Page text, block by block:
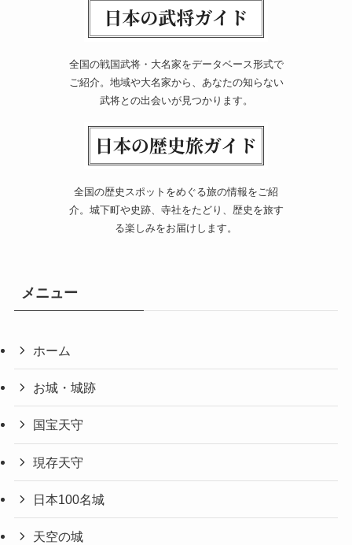
全国の戦国武将・大名家をデータベース形式で
ご紹介。地域や大名家から、あなたの知らない
武将との出会いが見つかります。
全国の歴史スポットをめぐる旅の情報をご紹
介。城下町や史跡、寺社をたどり、歴史を旅す
る楽しみをお届けします。
メニュー
ホーム
お城・城跡
国宝天守
現存天守
日本100名城
天空の城